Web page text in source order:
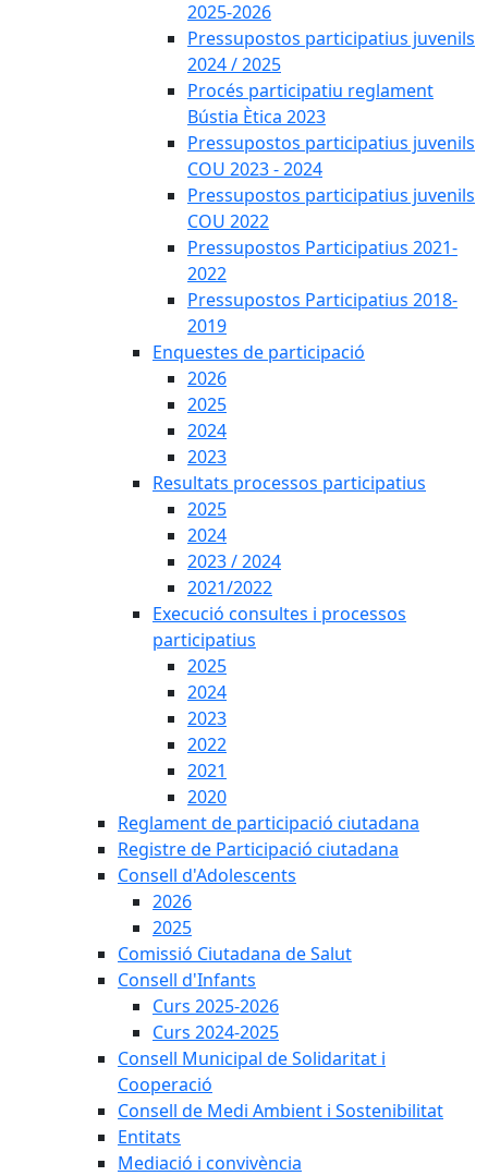
2025-2026
Pressupostos participatius juvenils
2024 / 2025
Procés participatiu reglament
Bústia Ètica 2023
Pressupostos participatius juvenils
COU 2023 - 2024
Pressupostos participatius juvenils
COU 2022
Pressupostos Participatius 2021-
2022
Pressupostos Participatius 2018-
2019
Enquestes de participació
2026
2025
2024
2023
Resultats processos participatius
2025
2024
2023 / 2024
2021/2022
Execució consultes i processos
participatius
2025
2024
2023
2022
2021
2020
Reglament de participació ciutadana
Registre de Participació ciutadana
Consell d'Adolescents
2026
2025
Comissió Ciutadana de Salut
Consell d'Infants
Curs 2025-2026
Curs 2024-2025
Consell Municipal de Solidaritat i
Cooperació
Consell de Medi Ambient i Sostenibilitat
Entitats
Mediació i convivència